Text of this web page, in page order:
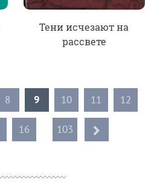
Тени исчезают на
рассвете
8 9 10 11 12
16 103